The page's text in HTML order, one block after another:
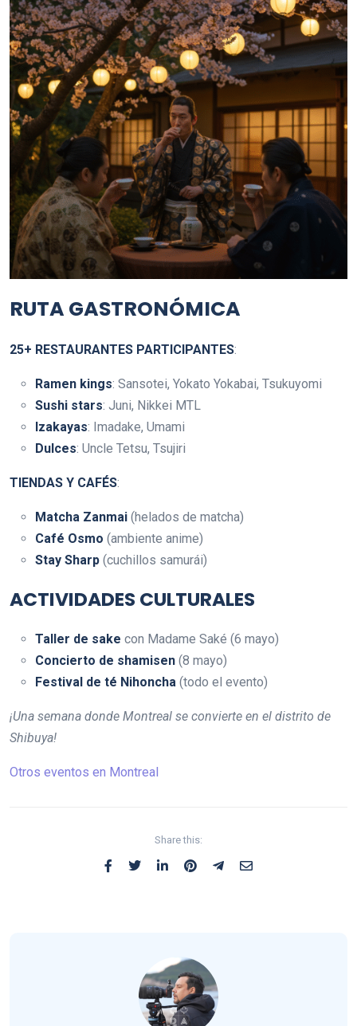
RUTA GASTRONÓMICA
25+ RESTAURANTES PARTICIPANTES:
Ramen kings: Sansotei, Yokato Yokabai, Tsukuyomi
Sushi stars: Juni, Nikkei MTL
Izakayas: Imadake, Umami
Dulces: Uncle Tetsu, Tsujiri
TIENDAS Y CAFÉS:
Matcha Zanmai (helados de matcha)
Café Osmo (ambiente anime)
Stay Sharp (cuchillos samurái)
ACTIVIDADES CULTURALES
Taller de sake con Madame Saké (6 mayo)
Concierto de shamisen (8 mayo)
Festival de té Nihoncha (todo el evento)
¡Una semana donde Montreal se convierte en el distrito de
Shibuya!
Otros eventos en Montreal
Share this: